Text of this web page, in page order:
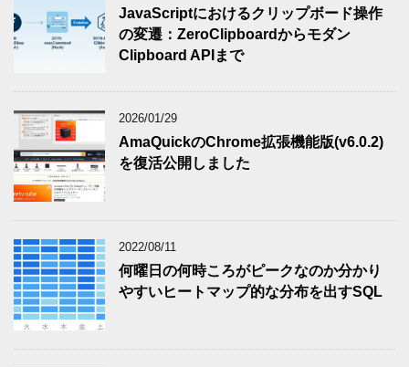
JavaScriptにおけるクリップボード操作
の変遷：ZeroClipboardからモダン
Clipboard APIまで
2026/01/29
AmaQuickのChrome拡張機能版(v6.0.2)
を復活公開しました
2022/08/11
何曜日の何時ころがピークなのか分かり
やすいヒートマップ的な分布を出すSQL